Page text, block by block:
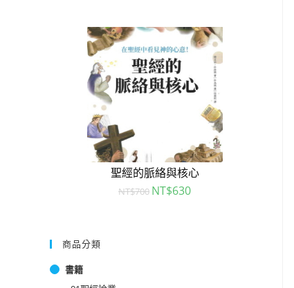
聖經的脈絡與核心
NT$700 NT$630
商品分類
書籍